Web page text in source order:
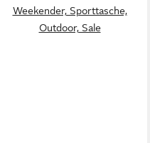
Weekender, Sporttasche,
Outdoor, Sale